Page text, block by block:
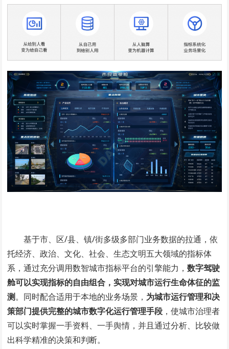
基于市、区/县、镇/街多级多部门业务数据的拉通，依
托经济、政治、文化、社会、生态文明五大领域的指标体
系，通过充分调用数智城市指标平台的引擎能力，数字驾驶
舱可以实现指标的自由组合，实现对城市运行生命体征的监
测。同时配合适用于本地的业务场景， 为城市运行管理和决
策部门提供完整的城市数字化运行管理手段 ，使城市治理者
可以实时掌握一手资料、一手舆情，并且通过分析、比较做
出科学精准的决策和判断。